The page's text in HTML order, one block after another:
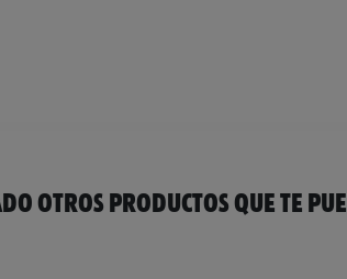
OTROS PRODUCTOS QUE TE